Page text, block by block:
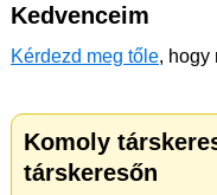
Kedvenceim
Kérdezd meg tőle, hogy
Komoly
társkeresőn